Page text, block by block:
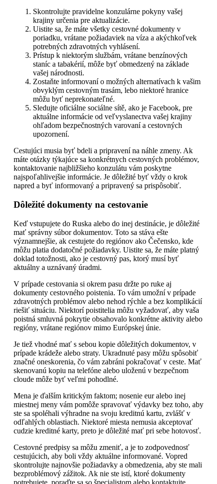
Skontrolujte pravidelne konzulárne pokyny vašej
krajiny určenia pre aktualizácie.
Uistite sa, že máte všetky cestovné dokumenty v
poriadku, vrátane požiadaviek na víza a akýchkoľvek
potrebných zdravotných vyhlásení.
Prístup k niektorým službám, vrátane benzínových
staníc a tabakérií, môže byť obmedzený na základe
vašej národnosti.
Zostaňte informovaní o možných alternatívach k vašim
obvyklým cestovným trasám, lebo niektoré hranice
môžu byť neprekonateľné.
Sledujte oficiálne sociálne sítě, ako je Facebook, pre
aktuálne informácie od veľvyslanectva vašej krajiny
ohľadom bezpečnostných varovaní a cestovných
upozornení.
Cestujúci musia byť bdeli a pripravení na náhle zmeny. Ak
máte otázky týkajúce sa konkrétnych cestovných problémov,
kontaktovanie najbližšieho konzulátu vám poskytne
najspoľahlivejšie informácie. Je dôležité byť vždy o krok
napred a byť informovaný a pripravený sa prispôsobiť.
Dôležité dokumenty na cestovanie
Keď vstupujete do Ruska alebo do inej destinácie, je dôležité
mať správny súbor dokumentov. Toto sa stáva ešte
významnejšie, ak cestujete do regiónov ako Čečensko, kde
môžu platia dodatočné požiadavky. Uistite sa, že máte platný
doklad totožnosti, ako je cestovný pas, ktorý musí byť
aktuálny a uznávaný úradmi.
V prípade cestovania si okrem pasu držte po ruke aj
dokumenty cestovného poistenia. To vám umožní v prípade
zdravotných problémov alebo nehod rýchle a bez komplikácií
riešiť situáciu. Niektorí poistitelia môžu vyžadovať, aby vaša
poistná smluvná pokrytie obsahovalo konkrétne aktivity alebo
regióny, vrátane regiónov mimo Európskej únie.
Je tiež vhodné mať s sebou kopie dôležitých dokumentov, v
prípade krádeže alebo straty. Ukradnuté pasy môžu spôsobiť
značné oneskorenia, čo vám zabráni pokračovať v ceste. Mať
skenovanú kopiu na telefóne alebo uloženú v bezpečnom
cloude môže byť veľmi pohodlné.
Mena je ďalším kritickým faktom; nosenie eur alebo inej
miestnej meny vám pomôže spravovať výdavky bez toho, aby
ste sa spoléhali výhradne na svoju kreditnú kartu, zvlášť v
odľahlých oblastiach. Niektoré miesta nemusia akceptovať
cudzie kreditné karty, preto je dôležité mať pri sebe hotovosť.
Cestovné predpisy sa môžu zmeniť, a je to zodpovednosť
cestujúcich, aby boli vždy aktuálne informované. Vopred
skontrolujte najnovšie požiadavky a obmedzenia, aby ste mali
bezproblémový zážitok. Ak nie ste istí, ktoré dokumenty
potrebujete, poraďte sa so špecialistom alebo kontaktujte